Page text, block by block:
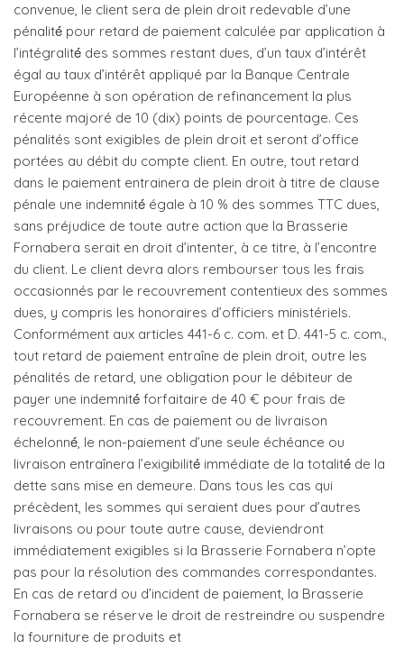
convenue, le client sera de plein droit redevable d’une
pénalité́ pour retard de paiement calculée par application à
l’intégralité́ des sommes restant dues, d’un taux d’intérêt
égal au taux d’intérêt appliqué par la Banque Centrale
Européenne à son opération de refinancement la plus
récente majoré de 10 (dix) points de pourcentage. Ces
pénalités sont exigibles de plein droit et seront d’office
portées au débit du compte client. En outre, tout retard
dans le paiement entrainera de plein droit à titre de clause
pénale une indemnité́ égale à 10 % des sommes TTC dues,
sans préjudice de toute autre action que la Brasserie
Fornabera serait en droit d’intenter, à ce titre, à l’encontre
du client. Le client devra alors rembourser tous les frais
occasionnés par le recouvrement contentieux des sommes
dues, y compris les honoraires d’officiers ministériels.
Conformément aux articles 441-6 c. com. et D. 441-5 c. com.,
tout retard de paiement entraîne de plein droit, outre les
pénalités de retard, une obligation pour le débiteur de
payer une indemnité́ forfaitaire de 40 € pour frais de
recouvrement. En cas de paiement ou de livraison
échelonné́, le non-paiement d’une seule échéance ou
livraison entraînera l’exigibilité́ immédiate de la totalité́ de la
dette sans mise en demeure. Dans tous les cas qui
précèdent, les sommes qui seraient dues pour d’autres
livraisons ou pour toute autre cause, deviendront
immédiatement exigibles si la Brasserie Fornabera n’opte
pas pour la résolution des commandes correspondantes.
En cas de retard ou d’incident de paiement, la Brasserie
Fornabera se réserve le droit de restreindre ou suspendre
la fourniture de produits et